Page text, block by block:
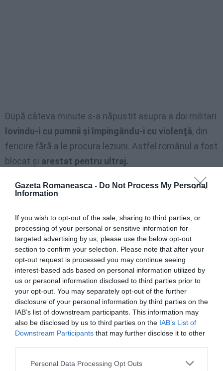
Gazeta Romaneasca - Do Not Process My Personal
Information
If you wish to opt-out of the sale, sharing to third parties, or
processing of your personal or sensitive information for
targeted advertising by us, please use the below opt-out
section to confirm your selection. Please note that after your
opt-out request is processed you may continue seeing
interest-based ads based on personal information utilized by
us or personal information disclosed to third parties prior to
your opt-out. You may separately opt-out of the further
disclosure of your personal information by third parties on the
IAB’s list of downstream participants. This information may
also be disclosed by us to third parties on the IAB’s List of
Downstream Participants that may further disclose it to other
Personal Data Processing Opt Outs
După câteva minute s-a năpustit asupra a doi militari
lovindu-i cu pumnii şi împingându-i cu violenţă, din
fericire fără a le procura leziuni. Astfel românul a fost
blocat şi arestat pentru ultraj.
See Articolul anterior
românilor, doi răniţi
Următorul articol
Tată și fiu, suporteri ai echipei AS Roma,
accidentați mortal de un român. Totti:
”Sunteți îngerii noștri”
AȚI PUTEA DORI DE
ASEMENEA